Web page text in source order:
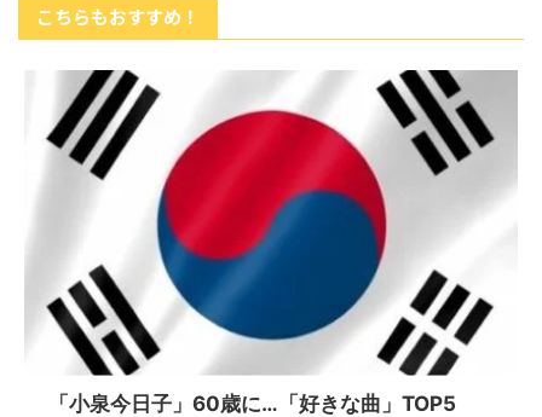
こちらもおすすめ！
「小泉今日子」60歳に…「好きな曲」TOP5